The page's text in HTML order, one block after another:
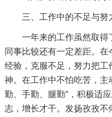
三、工作中的不足与努
一年来的工作虽然取得
同事比较还有一定差距。
经验，克服不足，努力把
神。在工作中不怕吃苦，主
勤、手勤、腿勤”，积极适
志，增长才干。发扬孜孜不